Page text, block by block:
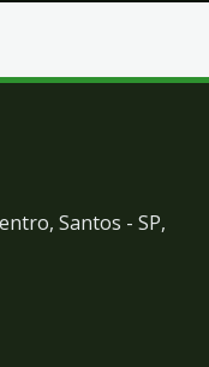
Santos - SP,